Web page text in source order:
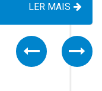
LER MAIS
Previous